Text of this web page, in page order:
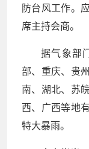
防台风工作。
席主持会商。
据气象部
部、重庆、贵
南、湖北、苏
西、广西等地
特大暴雨。